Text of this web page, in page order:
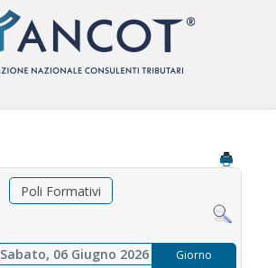
Poli Formativi
Sabato, 06 Giugno 2026
Giorno